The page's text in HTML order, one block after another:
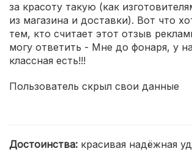
за красоту такую (как
из магазина и доставки). Вот что
тем, кто считает этот отзыв
могу ответить - Мне до фонаря, у
классная есть!!!
Пользователь скрыл свои данные
Достоинства: красивая надёжная